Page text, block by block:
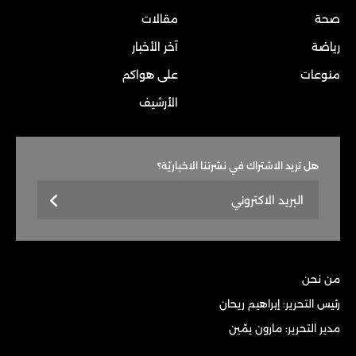
صحة
رياضة
منوعات
مقالات
آخر الأخبار
على هواكم
الأرشيف
هل تريد الاشتراك في نشرتنا الاخباريّة؟
من نحن
رئيس التحرير: إبراهيم ريحان
مدير التحرير: مارون يمّين